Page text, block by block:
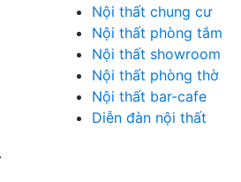
Nội thất chung cư
Nội thất phòng tắm
Nội thất showroom
Nội thất phòng thờ
Nội thất bar-cafe
Diễn đàn nội thất